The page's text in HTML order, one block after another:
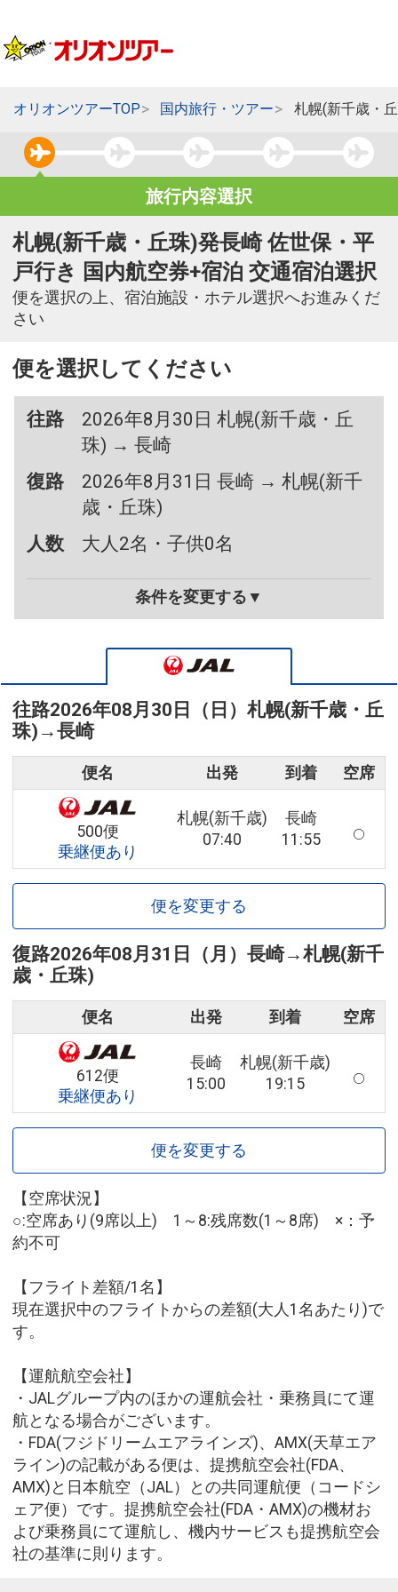
オリオンツアーTOP 国内旅行・ツアー 札幌(新千歳・
旅行内容選択
札幌(新千歳・丘珠)発長崎 佐世保・平
戸行き 国内航空券+宿泊 交通宿泊選択
便を選択の上、宿泊施設・ホテル選択へお進みくだ
さい
便を選択してください
往路
2026年8月30日 札幌(新千歳・丘
珠) → 長崎
復路
2026年8月31日 長崎 → 札幌(新千
歳・丘珠)
人数
大人2名・子供0名
条件を変更する▼
往路2026年08月30日（日） 札幌(新千歳・丘
珠) →長崎
便名 出発 到着 空席
500便
乗継便あり
札幌(新千歳)
07:40
長崎
11:55
便を変更する
復路2026年08月31日（月） 長崎→札幌(新千
歳・丘珠)
便名 出発 到着 空席
612便
乗継便あり
長崎
15:00
札幌(新千歳)
19:15
便を変更する
【空席状況】
○:空席あり(9席以上) 1～8:残席数(1～8席) ×：予
約不可
【フライト差額/1名】
現在選択中のフライトからの差額(大人1名あたり)で
す。
【運航航空会社】
・JALグループ内のほかの運航会社・乗務員にて運
航となる場合がございます。
・FDA(フジドリームエアラインズ)、AMX(天草エア
ライン)の記載がある便は、提携航空会社(FDA、
AMX)と日本航空（JAL）との共同運航便（コードシ
ェア便）です。提携航空会社(FDA・AMX)の機材お
よび乗務員にて運航し、機内サービスも提携航空会
社の基準に則ります。